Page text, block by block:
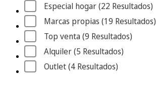
Especial hogar (22 Resultados)
Marcas propias (19 Resultados)
Top venta (9 Resultados)
Alquiler (5 Resultados)
Outlet (4 Resultados)